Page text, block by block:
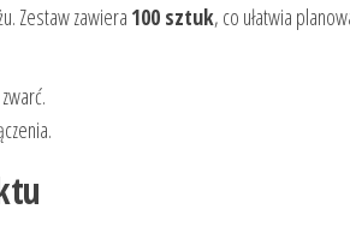
Zestaw zawiera 100 sztuk, co ułatwia